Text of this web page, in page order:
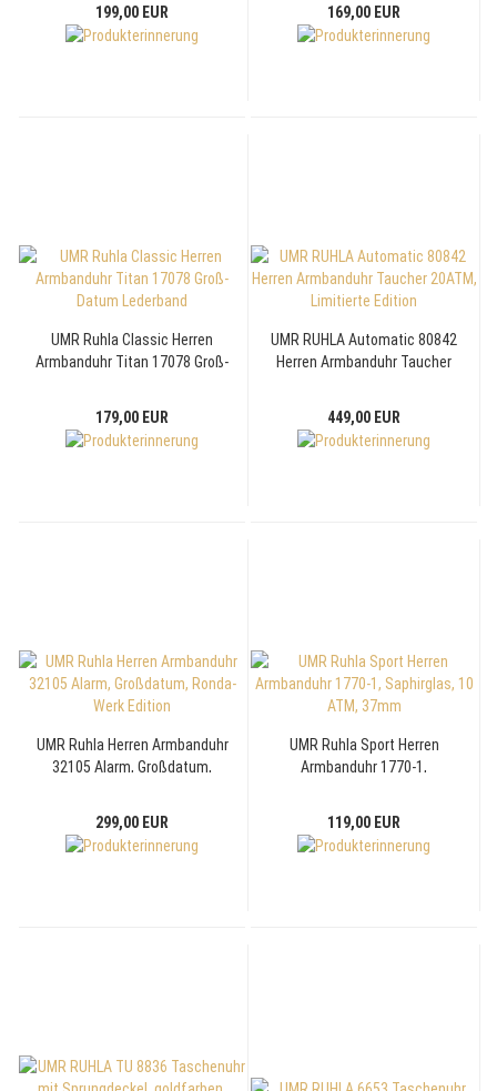
199,00 EUR
169,00 EUR
UMR Ruhla Classic Herren
Armbanduhr Titan 17078 Groß-
179,00 EUR
UMR RUHLA Automatic 80842
Herren Armbanduhr Taucher
449,00 EUR
UMR Ruhla Herren Armbanduhr
32105 Alarm, Großdatum,
299,00 EUR
UMR Ruhla Sport Herren
Armbanduhr 1770-1,
119,00 EUR